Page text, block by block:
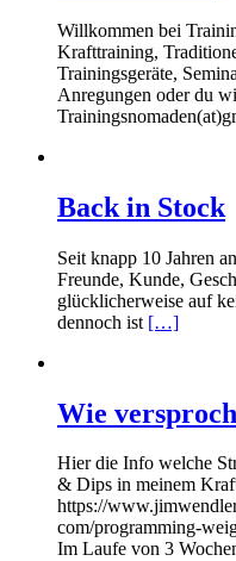
Willkommen bei
Krafttraining,
Trainingsgeräte,
Anregungen oder du
Back in Stock
Seit knapp 10 Jahren
Freunde, Kunde,
glücklicherweise auf
dennoch ist […]
Wie
Hier die Info welche
& Dips in meinem
https://
com/programming-
Im Laufe von 3